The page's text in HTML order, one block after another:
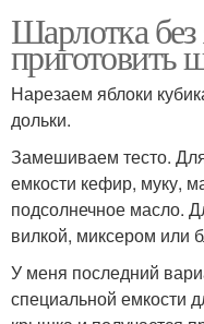
Шарлотка
приготовить
Нарезаем яблоки
дольки.
Замешиваем тесто.
емкости кефир, муку,
подсолнечное масло.
вилкой, миксером или
У меня последний
специальной емкости